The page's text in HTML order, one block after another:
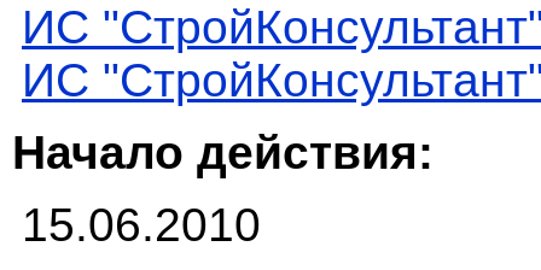
ИС
ИС
Начало действия:
15.06.2010